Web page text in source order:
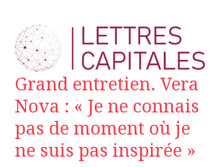
Grand entretien. Vera
Nova : « Je ne connais
pas de moment où je
ne suis pas inspirée »